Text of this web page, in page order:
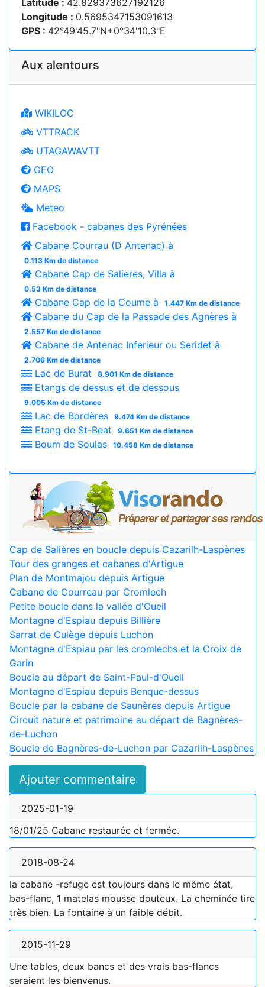
Longitude : 0.5695347153091613
GPS : 42°49'45.7"N+0°34'10.3"E
Aux alentours
WIKILOC
VTTRACK
UTAGAWAVTT
GEO
MAPS
Meteo
Facebook - cabanes des Pyrénées
Cabane Courrau (D Antenac) à
0.113 Km de distance
Cabane Cap de Salieres, Villa à
0.53 Km de distance
Cabane Cap de la Coume à 1.447 Km de distance
Cabane du Cap de la Passade des Agnères à
2.557 Km de distance
Cabane de Antenac Inferieur ou Seridet à
2.706 Km de distance
Lac de Burat 8.901 Km de distance
Etangs de dessus et de dessous
9.005 Km de distance
Lac de Bordères 9.474 Km de distance
Etang de St-Beat 9.651 Km de distance
Boum de Soulas 10.458 Km de distance
Cap de Salières en boucle depuis Cazarilh-Laspènes
Tour des granges et cabanes d'Artigue
Plan de Montmajou depuis Artigue
Cabane de Courreau par Cromlech
Petite boucle dans la vallée d'Oueil
Montagne d'Espiau depuis Billière
Sarrat de Culège depuis Luchon
Montagne d'Espiau par les cromlechs et la Croix de
Garin
Boucle au départ de Saint-Paul-d'Oueil
Montagne d'Espiau depuis Benque-dessus
Boucle par la cabane de Saunères depuis Artigue
Circuit nature et patrimoine au départ de Bagnères-
de-Luchon
Boucle de Bagnères-de-Luchon par Cazarilh-Laspènes
Ajouter commentaire
2025-01-19
18/01/25 Cabane restaurée et fermée.
2018-08-24
la cabane -refuge est toujours dans le même état,
bas-flanc, 1 matelas mousse douteux. La cheminée tire
très bien. La fontaine à un faible débit.
2015-11-29
Une tables, deux bancs et des vrais bas-flancs
seraient les bienvenus.